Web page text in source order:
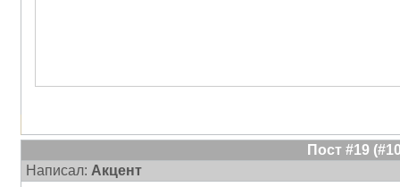
Пост #19
Написал: Акцент